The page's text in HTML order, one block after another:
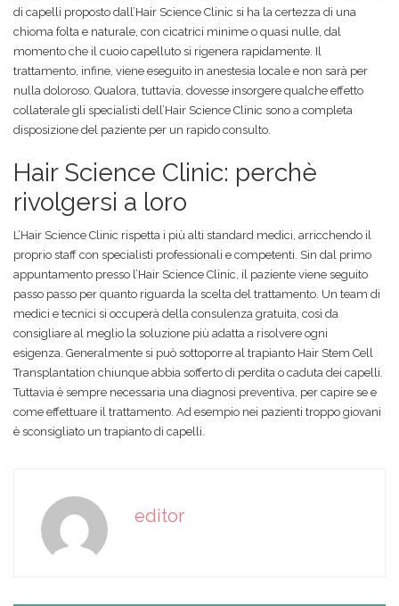
di capelli proposto dall’Hair Science Clinic si ha la certezza di una
chioma folta e naturale, con cicatrici minime o quasi nulle, dal
momento che il cuoio capelluto si rigenera rapidamente. Il
trattamento, infine, viene eseguito in anestesia locale e non sarà per
nulla doloroso. Qualora, tuttavia, dovesse insorgere qualche effetto
collaterale gli specialisti dell’Hair Science Clinic sono a completa
disposizione del paziente per un rapido consulto.
Hair Science Clinic: perchè
rivolgersi a loro
L’Hair Science Clinic rispetta i più alti standard medici, arricchendo il
proprio staff con specialisti professionali e competenti. Sin dal primo
appuntamento presso l’Hair Science Clinic, il paziente viene seguito
passo passo per quanto riguarda la scelta del trattamento. Un team di
medici e tecnici si occuperà della consulenza gratuita, così da
consigliare al meglio la soluzione più adatta a risolvere ogni
esigenza. Generalmente si può sottoporre al trapianto Hair Stem Cell
Transplantation chiunque abbia sofferto di perdita o caduta dei capelli.
Tuttavia è sempre necessaria una diagnosi preventiva, per capire se e
come effettuare il trattamento. Ad esempio nei pazienti troppo giovani
è sconsigliato un trapianto di capelli.
editor